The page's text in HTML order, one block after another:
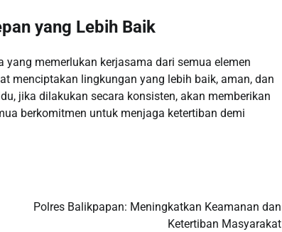
yang Lebih Baik
memerlukan kerjasama dari semua elemen
menciptakan lingkungan yang lebih baik, aman, dan
jika dilakukan secara konsisten, akan memberikan
berkomitmen untuk menjaga ketertiban demi
Polres Balikpapan: Meningkatkan Keamanan dan
Ketertiban Masyarakat